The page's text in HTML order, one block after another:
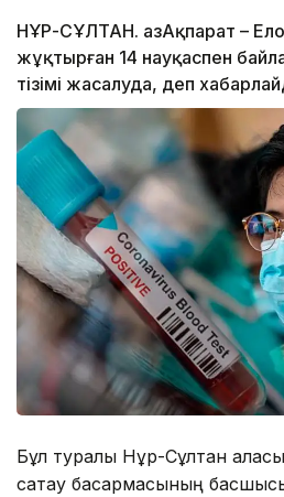
НҰР-СҰЛТАН. ҚазАқпарат –
жұқтырған 14 науқаспен
тізімі жасалуда, деп
Бұл туралы Нұр-Сұлтан қаласы
сақтау басқармасының